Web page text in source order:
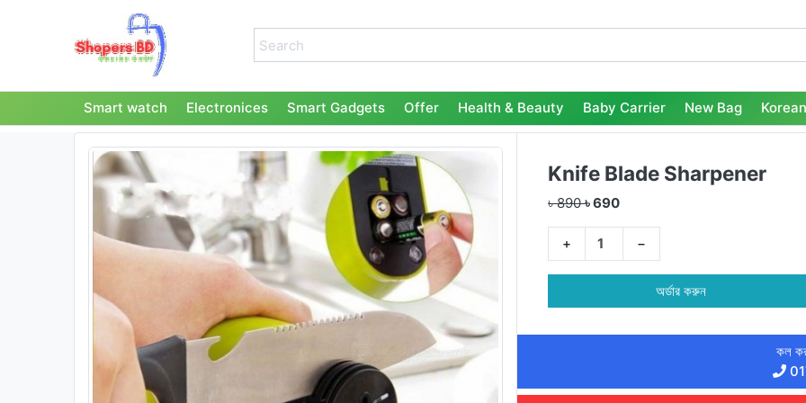
Smart watch Electronices Smart Gadgets Offer Health & Beauty Baby Carrier New Bag
Knife Blade Sharpener
৳ 890৳ 690
+ −
অর্ডার করুন
কল